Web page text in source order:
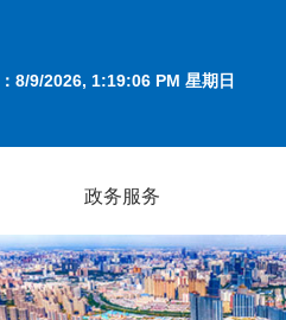
8/9/2026, 1:19:06 PM 星期日
政务服务